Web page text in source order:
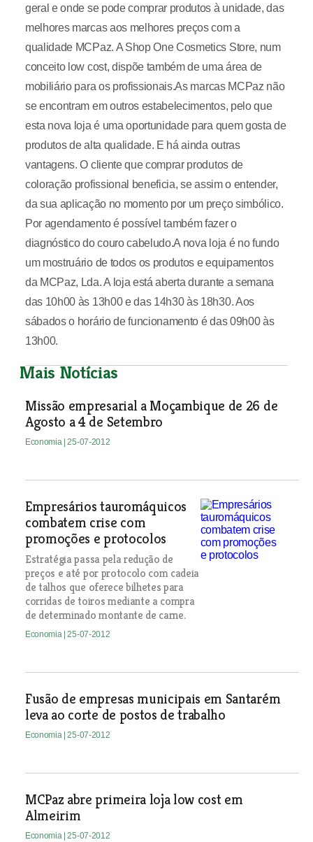
geral e onde se pode comprar produtos à unidade, das
melhores marcas aos melhores preços com a
qualidade MCPaz. A Shop One Cosmetics Store, num
conceito low cost, dispõe também de uma área de
mobiliário para os profissionais.As marcas MCPaz não
se encontram em outros estabelecimentos, pelo que
esta nova loja é uma oportunidade para quem gosta de
produtos de alta qualidade. E há ainda outras
vantagens. O cliente que comprar produtos de
coloração profissional beneficia, se assim o entender,
da sua aplicação no momento por um preço simbólico.
Por agendamento é possível também fazer o
diagnóstico do couro cabeludo.A nova loja é no fundo
um mostruário de todos os produtos e equipamentos
da MCPaz, Lda. A loja está aberta durante a semana
das 10h00 às 13h00 e das 14h30 às 18h30. Aos
sábados o horário de funcionamento é das 09h00 às
13h00.
Mais Notícias
Missão empresarial a Moçambique de 26 de
Agosto a 4 de Setembro
Economia | 25-07-2012
Empresários tauromáquicos
combatem crise com
promoções e protocolos
Estratégia passa pela redução de
preços e até por protocolo com cadeia
de talhos que oferece bilhetes para
corridas de toiros mediante a compra
de determinado montante de carne.
Economia | 25-07-2012
Fusão de empresas municipais em Santarém
leva ao corte de postos de trabalho
Economia | 25-07-2012
MCPaz abre primeira loja low cost em
Almeirim
Economia | 25-07-2012